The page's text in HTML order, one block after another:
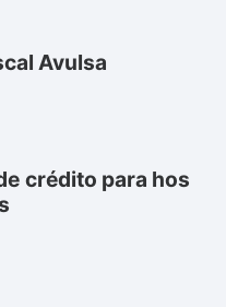
Avulsa
crédito para hos